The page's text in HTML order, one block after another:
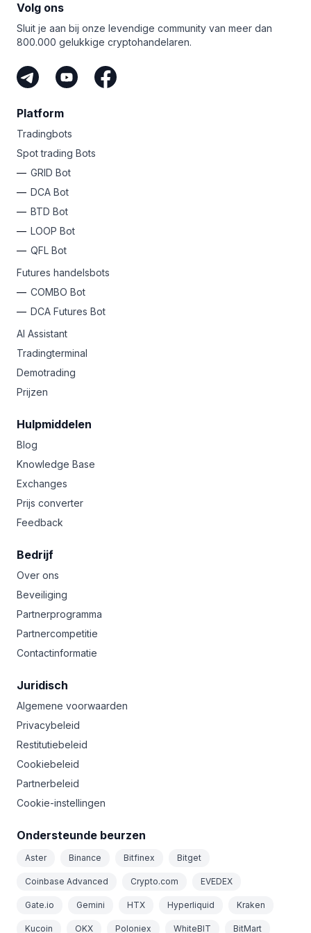
de schaalbaarheidsproblemen grotendeels opgelost,
Volg ons
Sluit je aan bij onze levendige community van meer dan
800.000 gelukkige cryptohandelaren.
Platform
Tradingbots
Spot trading Bots
GRID Bot
DCA Bot
BTD Bot
LOOP Bot
QFL Bot
Futures handelsbots
COMBO Bot
DCA Futures Bot
AI Assistant
Tradingterminal
Demotrading
Prijzen
Hulpmiddelen
Blog
Knowledge Base
Exchanges
Prijs converter
Feedback
Bedrijf
Over ons
Beveiliging
Partnerprogramma
Partnercompetitie
Contactinformatie
Juridisch
Algemene voorwaarden
Privacybeleid
Restitutiebeleid
Cookiebeleid
Partnerbeleid
Cookie-instellingen
Ondersteunde beurzen
Aster Binance Bitfinex Bitget
Coinbase Advanced Crypto.com EVEDEX
Gate.io Gemini HTX Hyperliquid Kraken
Kucoin OKX Poloniex WhiteBIT BitMart